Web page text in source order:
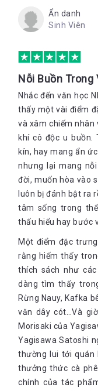
Ẩn danh
Sinh Viên
Nỗi Buồn Trong
Nhắc đến văn học
thấy một vài điểm
và xâm chiếm
khí cô độc u buồn.
kín, hay mang ẩn
nhưng lại mang
đời, muốn hòa vào
luôn bị đánh bật ra
tâm sống trong
thấu hiểu hay bước
Một điểm đặc
rằng hiếm thấy
thích sách như
dàng tìm thấy
Rừng Nauy, Kafka
văn dây cót…Và
Morisaki của
Yagisawa Satoshi
thường lui tới quán
thưởng thức cà
chính của tác